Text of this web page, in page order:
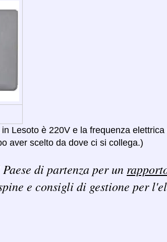
Lesoto è 220V e la frequenza elettrica
aver scelto da dove ci si collega.)
di partenza per un
e consigli di gestione per